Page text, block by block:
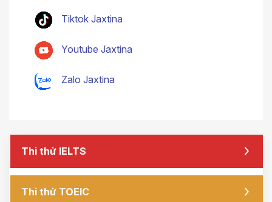
Tiktok Jaxtina
Youtube Jaxtina
Zalo Jaxtina
Thi thử IELTS
Thi thử TOEIC